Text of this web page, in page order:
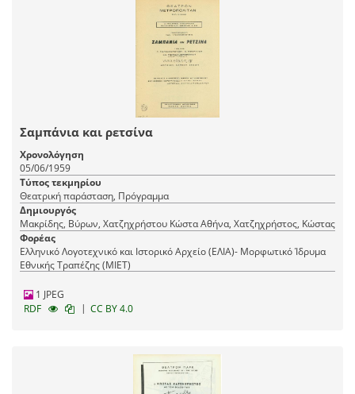
Σαμπάνια και ρετσίνα
Χρονολόγηση
05/06/1959
Τύπος τεκμηρίου
Θεατρική παράσταση, Πρόγραμμα
Δημιουργός
Μακρίδης, Βύρων, Χατζηχρήστου Κώστα Αθήνα, Χατζηχρήστος, Κώστας
Φορέας
Ελληνικό Λογοτεχνικό και Ιστορικό Αρχείο (ΕΛΙΑ)- Μορφωτικό Ίδρυμα
Εθνικής Τραπέζης (ΜΙΕΤ)
1 JPEG
RDF
| CC BY 4.0